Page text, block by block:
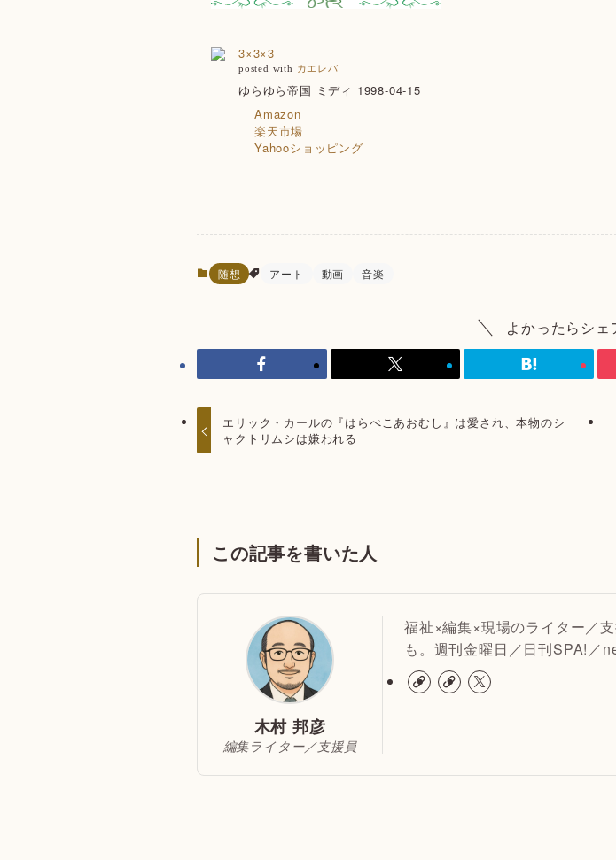
3×3×3
posted with カエレバ
ゆらゆら帝国 ミディ 1998-04-15
Amazon
楽天市場
Yahooショッピング
随想 アート 動画 音楽
よかったらシェ
エリック・カールの『はらぺこあおむし』は愛され、本物のシ
ャクトリムシは嫌われる
この記事を書いた人
木村 邦彦
編集ライター／支援員
福祉×編集×現場のライター／
も。週刊金曜日／日刊SPA!／